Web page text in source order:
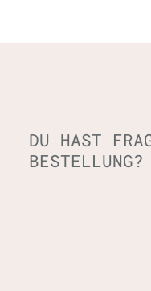
DU HAST
BESTELLUNG?